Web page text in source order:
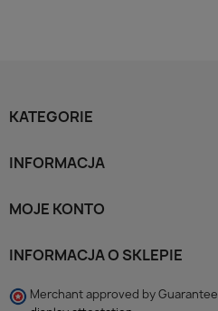
KATEGORIE
INFORMACJA
MOJE KONTO
INFORMACJA O SKLEPIE
Merchant approved by